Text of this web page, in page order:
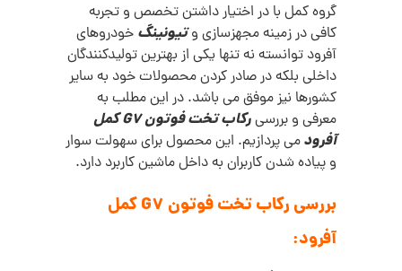
گروه کمل با در اختیار داشتن تخصص و تجربه
کافی در زمینه مجهزسازی وتیونینگ خودروهای
آفرود توانسته نه تنها یکی از بهترین تولیدکنندگان
داخلی بلکه در صادر کردن محصولات خود به سایر
کشورها نیز موفق می باشد. در این مطلب به
معرفی و بررسی
رکاب تخت فوتون G7 کمل
آفرودمی پردازیم. این محصول برای سهولت سوار
و پیاده شدن کاربران به داخل ماشین کاربرد دارد.
بررسی رکاب تخت فوتون G7 کمل
آفرود: